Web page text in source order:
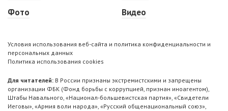
Фото
Видео
Условия использования веб-сайта и политика конфиденциальности и
персональных данных
Политика использования cookies
Для читателей: В России признаны экстремистскими и запрещены
организации ФБК (Фонд борьбы с коррупцией, признан иноагентом),
Штабы Навального, «Национал-большевистская партия», «Свидетели
Иеговы», «Армия воли народа», «Русский общенациональный союз»,